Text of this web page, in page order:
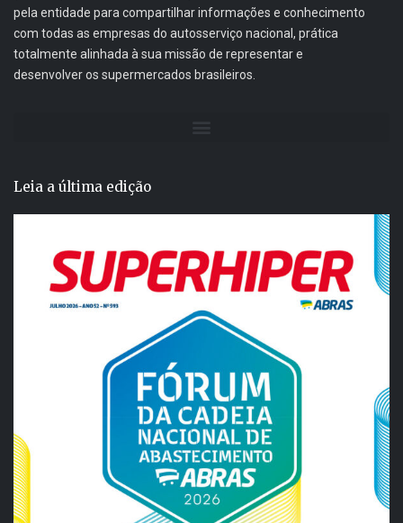
pela entidade para compartilhar informações e conhecimento
com todas as empresas do autosserviço nacional, prática
totalmente alinhada à sua missão de representar e
desenvolver os supermercados brasileiros.
Leia a última edição